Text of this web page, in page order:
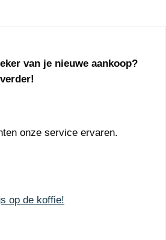
van je nieuwe aankoop?
onze service ervaren.
op de koffie!